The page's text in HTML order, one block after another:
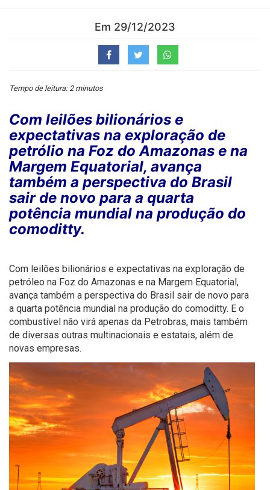
Em 29/12/2023
Tempo de leitura: 2 minutos
Com leilões bilionários e
expectativas na exploração de
petrólio na Foz do Amazonas e na
Margem Equatorial, avança
também a perspectiva do Brasil
sair de novo para a quarta
potência mundial na produção do
comoditty.
Com leilões bilionários e expectativas na exploração de
petróleo na Foz do Amazonas e na Margem Equatorial,
avança também a perspectiva do Brasil sair de novo para
a quarta potência mundial na produção do comoditty. E o
combustível não virá apenas da Petrobras, mais também
de diversas outras multinacionais e estatais, além de
novas empresas.